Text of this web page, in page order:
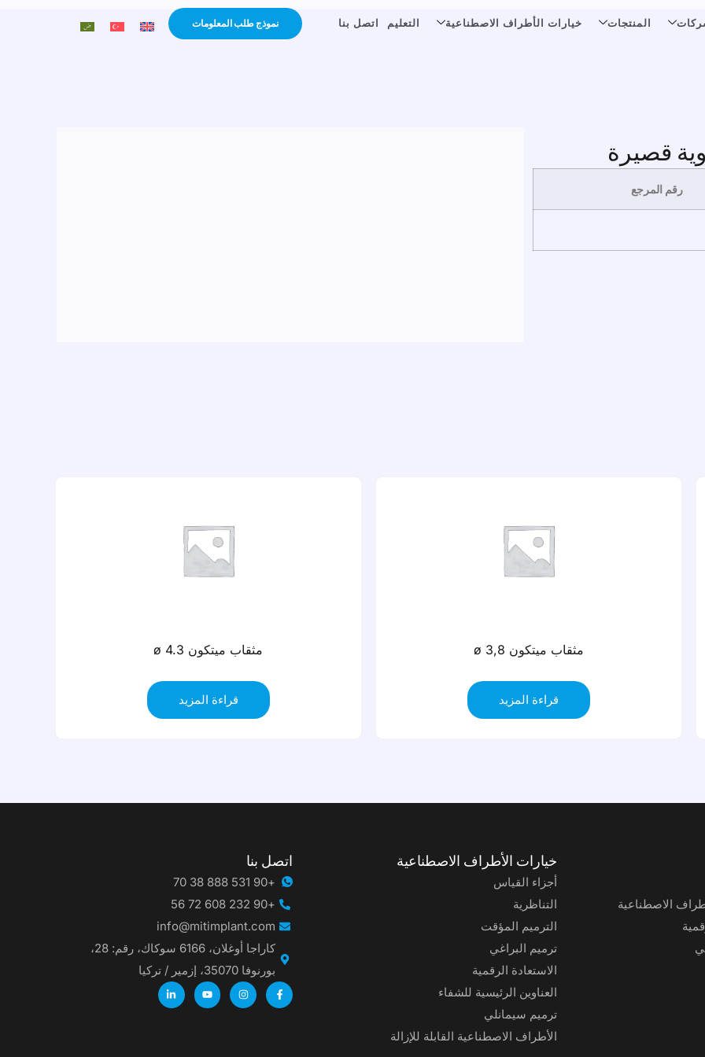
المنتجات خيارات الأطراف الاصطناعية التعليم اتصل بنا نموذج طلب المعلومات
قصيرة
رقم المرجع
مثقاب ميتكون كورتيكال كورتيكال مثقاب ميتكون ø 4.3
الاصطناعية
خيارات الأطراف الاصطناعية
أجزاء القياس
التناظرية
الترميم المؤقت
ترميم البراغي
الاستعادة الرقمية
العناوين الرئيسية للشفاء
ترميم سيمانلي
الأطراف الاصطناعية القابلة للإزالة
اتصل بنا
+90 531 888 38 70
+90 232 608 72 56
info@mitimplant.com
كاراجا أوغلان، 6166 سوكاك، رقم: 28،
بورنوفا 35070، إزمير / تركيا